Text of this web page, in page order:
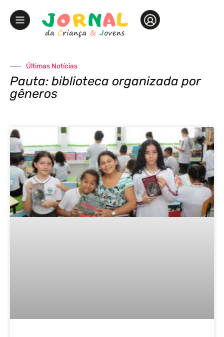
Últimas Notícias
Pauta: biblioteca organizada por
gêneros